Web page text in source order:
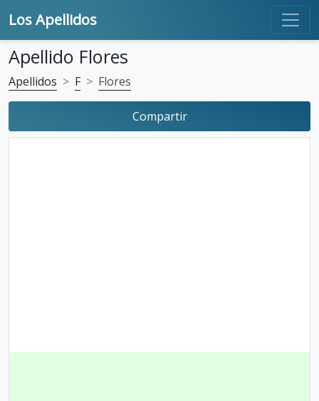
Los Apellidos
Apellido Flores
Apellidos F Flores
Compartir